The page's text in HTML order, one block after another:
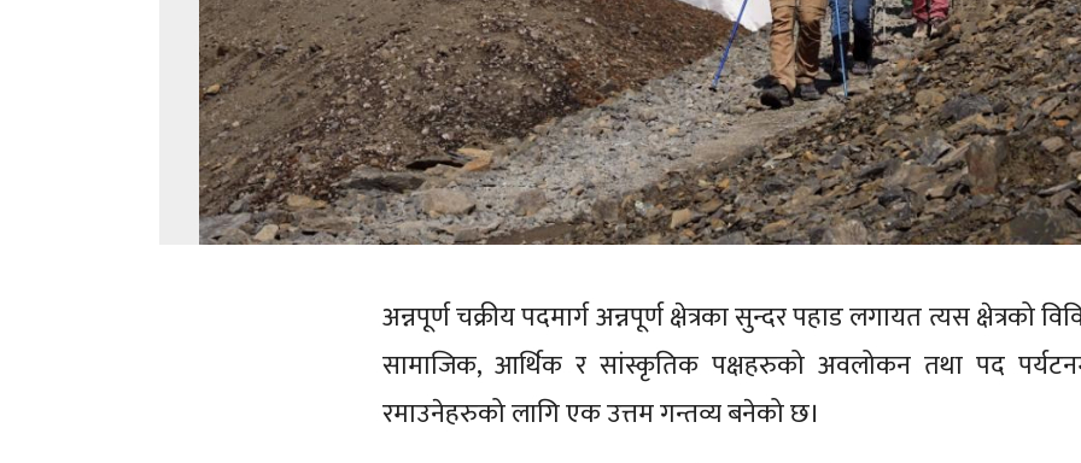
अन्नपूर्ण चक्रीय पदमार्ग अन्नपूर्ण क्षेत्रका सुन्दर पहाड लगायत त्यस क्षेत्रको
सामाजिक, आर्थिक र सांस्कृतिक पक्षहरुको अवलोकन तथा पद
रमाउनेहरुको लागि एक उत्तम गन्तव्य बनेको छ।